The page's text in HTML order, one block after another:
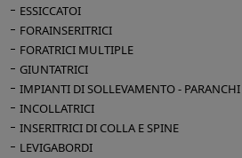
ESSICCATOI
FORAINSERITRICI
FORATRICI MULTIPLE
GIUNTATRICI
IMPIANTI DI SOLLEVAMENTO - PARANCHI
INCOLLATRICI
INSERITRICI DI COLLA E SPINE
LEVIGABORDI